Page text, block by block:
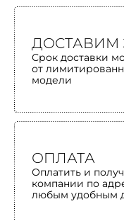
ДОСТАВИМ
Срок доставки
от
модели
ОПЛАТА
Оплатить и
компании по
любым удобным